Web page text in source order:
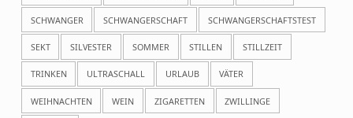
SCHWANGER SCHWANGERSCHAFT SCHWANGERSCHAFTSTEST
SEKT SILVESTER SOMMER STILLEN STILLZEIT
TRINKEN ULTRASCHALL URLAUB VÄTER
WEIHNACHTEN WEIN ZIGARETTEN ZWILLINGE